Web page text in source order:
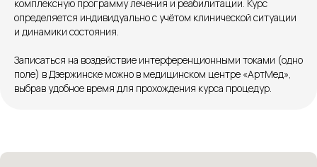
комплексную программу лечения и реабилитации. Курс
определяется индивидуально с учётом клинической ситуации
и динамики состояния.
Записаться на воздействие интерференционными токами (одно
поле) в Дзержинске можно в медицинском центре «АртМед»,
выбрав удобное время для прохождения курса процедур.
Вс. — с 08:00 до 15:00
Согласие на обработку персональных данных
Розыгрыши и актуальные новости
в нашей официальной группе Вконтакте
Подписывайся